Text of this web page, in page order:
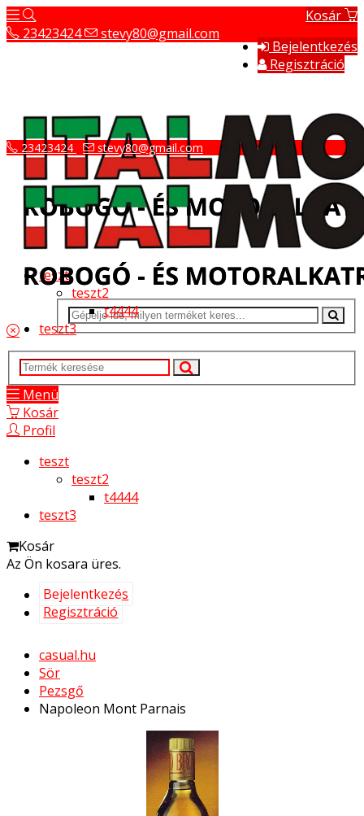
Kosár
Bejelentkezés
Regisztráció
23423424 stevy80@gmail.com
teszt
teszt2
t4444
teszt3
23423424 stevy80@gmail.com
Menü
Kosár
Profil
teszt
teszt2
t4444
teszt3
Kosár
Az Ön kosara üres.
Bejelentkezés
Regisztráció
casual.hu
Sör
Pezsgő
Napoleon Mont Parnais